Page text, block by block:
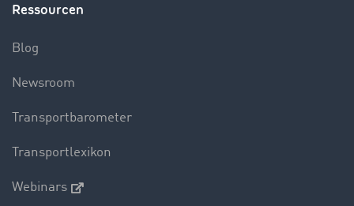
Ressourcen
Blog
Newsroom
Transportbarometer
Transportlexikon
Webinars